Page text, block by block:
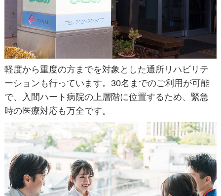
軽度から重度の方までを対象とした通所リハビリテ
ーションも行っています。30名までのご利用が可能
で、入間ハート病院の上層階に位置するため、緊急
時の医療対応も万全です。